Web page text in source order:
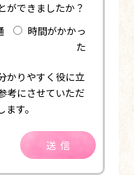
ができましたか？
時間がかかっ
た
かりやすく役に立
考にさせていただ
す。
送信